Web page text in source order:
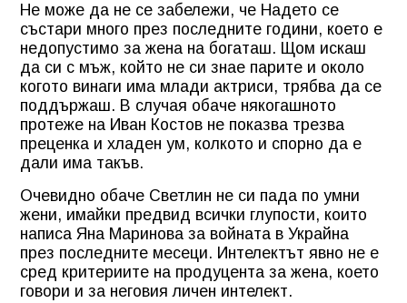
Не може да не се забележи, че Надето се
състари много през последните години, което е
недопустимо за жена на богаташ. Щом искаш
да си с мъж, който не си знае парите и около
когото винаги има млади актриси, трябва да се
поддържаш. В случая обаче някогашното
протеже на Иван Костов не показва трезва
преценка и хладен ум, колкото и спорно да е
дали има такъв.
Очевидно обаче Светлин не си пада по умни
жени, имайки предвид всички глупости, които
написа Яна Маринова за войната в Украйна
през последните месеци. Интелектът явно не е
сред критериите на продуцента за жена, което
говори и за неговия личен интелект.